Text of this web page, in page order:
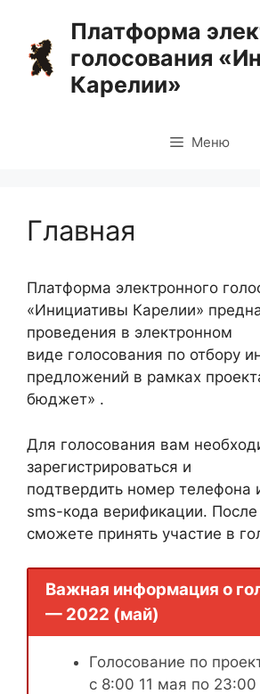
содержимому
Платформа
голосования
Карелии»
Меню
Главная
Платформа электронного
«Инициативы Карелии»
проведения в электронном
виде голосования по отбору
предложений в рамках
бюджет» .
Для голосования вам
зарегистрироваться и
подтвердить номер
sms-кода верификации. После
сможете принять участие в
Важная информация о
— 2022 (май)
Голосование по
с 8:00 11 мая по